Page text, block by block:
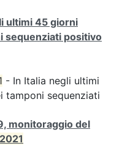
ultimi 45 giorni
sequenziati positivo
- In Italia negli ultimi
tamponi sequenziati
monitoraggio del
2021